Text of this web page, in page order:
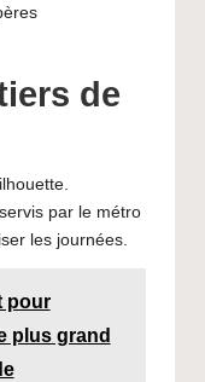
de
par le métro
les journées.
pour
plus grand